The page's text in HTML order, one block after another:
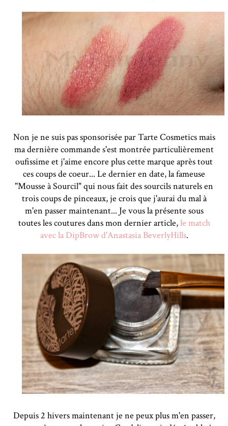
Non je ne suis pas sponsorisée par Tarte Cosmetics mais
ma dernière commande s'est montrée particulièrement
oufissime et j'aime encore plus cette marque après tout
ces coups de coeur... Le dernier en date, la fameuse
"Mousse à Sourcil" qui nous fait des sourcils naturels en
trois coups de pinceaux, je crois que j'aurai du mal à
m'en passer maintenant... Je vous la présente sous
toutes les coutures dans mon dernier article,le match
avec la DipBrow d'Anastasia BeverlyHills.
Depuis 2 hivers maintenant je ne peux plus m'en passer,